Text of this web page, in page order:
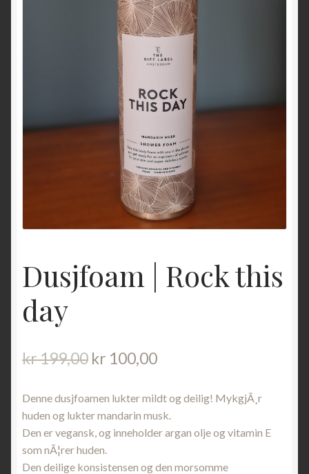
Dusjfoam | Rock this
day
kr199,00 Opprinnelig
var:
kr 199,00.
kr 100,00Nåværende
er:
kr 100,00.
Denne dusjfoamen lukter mildt og deilig! MykgjÃ¸r
huden og lukter mandarin musk.
Den er vegansk, og inneholder argan olje og vitamin E
som nÃ¦rer huden.
Den deilige konsistensen og den morsomme